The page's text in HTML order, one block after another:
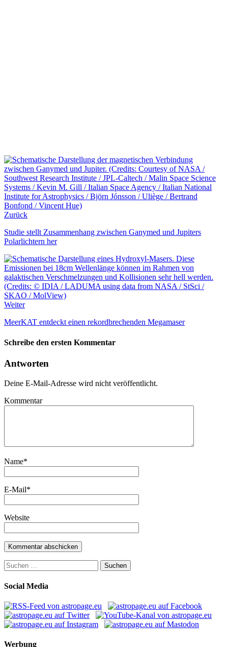
Zurück
Studie stellt Zusammenhang zwischen Ganymed und Jupiters
Polarlichtern her
Weiter
MeerKAT entdeckt einen rekordbrechenden Megamaser
Schreibe den ersten Kommentar
Antworten
Deine E-Mail-Adresse wird nicht veröffentlicht.
Kommentar
Name*
E-Mail*
Website
Suchen
nach:
Social Media
Werbung